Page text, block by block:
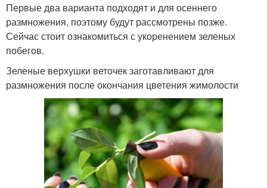
Первые два варианта подходят и для осеннего
размножения, поэтому будут рассмотрены позже.
Сейчас стоит ознакомиться с укоренением зеленых
побегов.
Зеленые верхушки веточек заготавливают для
размножения после окончания цветения жимолости